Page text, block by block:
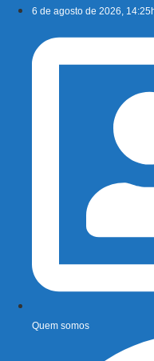
conteúdo
6 de agosto de 2026,
Quem somos